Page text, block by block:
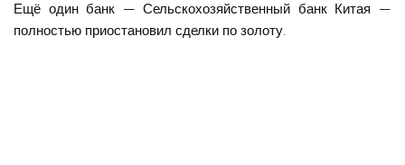
Ещё один банк — Сельскохозяйственный банк Китая —
полностью приостановил сделки по золоту.